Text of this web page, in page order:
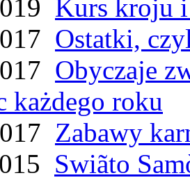
Kurs kroju i
Ostatki,
Obyczaje
każdego roku
Zabawy
Swiãto